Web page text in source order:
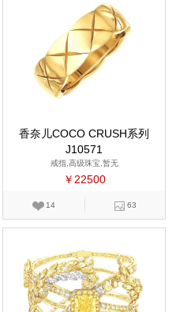
香奈儿COCO CRUSH系列
J10571
戒指,高级珠宝,暂无
￥22500
14 63